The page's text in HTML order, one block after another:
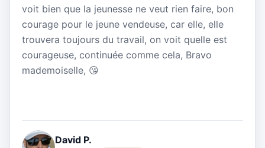
voit bien que la jeunesse ne veut rien faire, bon
courage pour le jeune vendeuse, car elle, elle
trouvera toujours du travail, on voit quelle est
courageuse, continuée comme cela, Bravo
mademoiselle, 😘
David P.